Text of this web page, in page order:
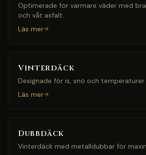
Optimerade för varmare väder med
och våt asfalt.
Läs mer
Vinterdäck
Designade för is, snö och temperaturer
Läs mer
Dubbdäck
Vinterdäck med metalldubbar för